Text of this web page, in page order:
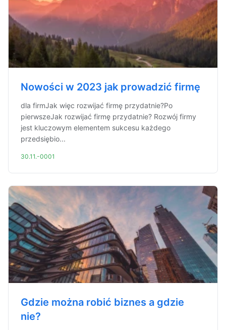
Nowości w 2023 jak prowadzić firmę
dla firmJak więc rozwijać firmę przydatnie?Po
pierwszeJak rozwijać firmę przydatnie? Rozwój firmy
jest kluczowym elementem sukcesu każdego
przedsiębio...
30.11.-0001
Gdzie można robić biznes a gdzie
nie?